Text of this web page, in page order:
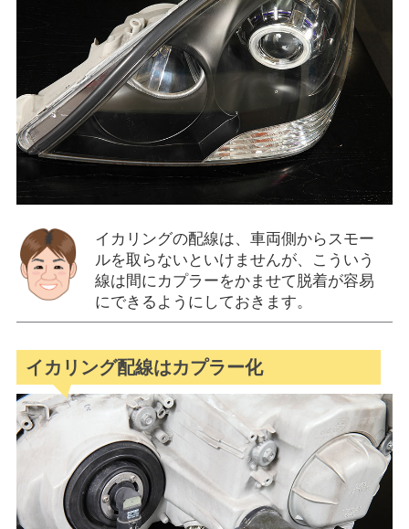
イカリングの配線は、車両側からスモー
ルを取らないといけませんが、こういう
線は間にカプラーをかませて脱着が容易
にできるようにしておきます。
イカリング配線はカプラー化